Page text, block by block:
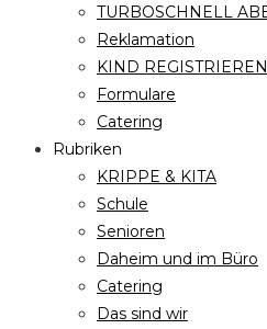
TURBOSCHNELL
Reklamation
KIND REGISTRIEREN
Formulare
Catering
Rubriken
KRIPPE & KITA
Schule
Senioren
Daheim und im Büro
Catering
Das sind wir